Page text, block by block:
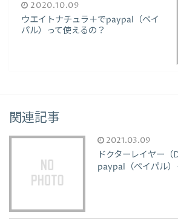
2020.10.09
ウエイトナチュラ＋でpaypal（ペイ
パル）って使えるの？
関連記事
2021.03.09
ドクターレイヤー
paypal（ペイパル）